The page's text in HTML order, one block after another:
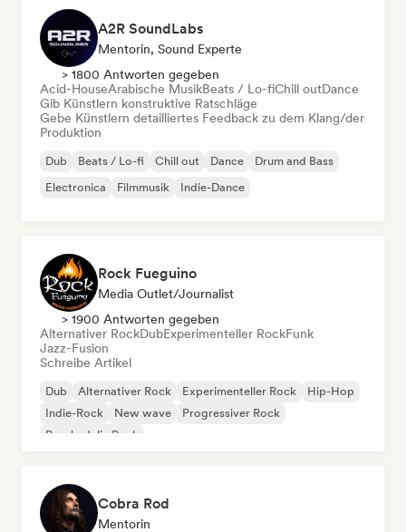
A2R SoundLabs
Mentorin, Sound Experte
> 1800 Antworten gegeben
Acid-HouseArabische MusikBeats / Lo-fiChill outDance
Gib Künstlern konstruktive Ratschläge
Gebe Künstlern detailliertes Feedback zu dem Klang/der
Produktion
Dub Beats / Lo-fi Chill out Dance
Drum and Bass
Electronica
Filmmusik Indie-Dance
Rock Fueguino
Media Outlet/Journalist
> 1900 Antworten gegeben
Alternativer RockDubExperimenteller RockFunk
Jazz-Fusion
Schreibe Artikel
Dub Alternativer Rock Experimenteller Rock
Hip-Hop
Indie-Rock
New wave
Progressiver Rock
Psychedelic Rock
Cobra Rod
Mentorin